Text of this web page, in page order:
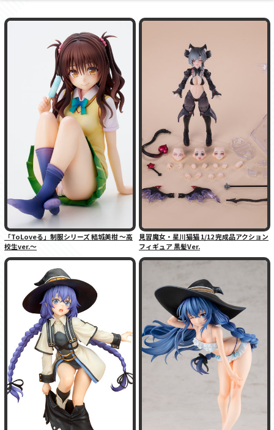
「ToLoveる」制服シリーズ 結城美柑 〜高
校生ver.〜
見習魔女・星川猫猫 1/12 完成品アクション
フィギュア 黒髪Ver.